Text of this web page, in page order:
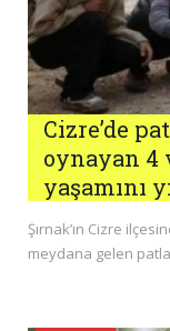
Cizre’de
oynayan 4
yaşamını
Şırnak’ın Cizre
meydana gelen